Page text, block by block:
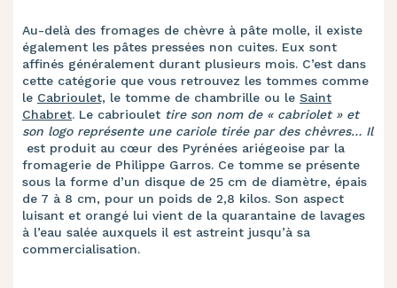
Au-delà des fromages de chèvre à pâte molle, il existe
également les pâtes pressées non cuites. Eux sont
affinés généralement durant plusieurs mois. C’est dans
cette catégorie que vous retrouvez les tommes comme
le Cabrioulet, le tomme de chambrille ou le Saint
Chabret. Le cabrioulet tire son nom de « cabriolet » et
son logo représente une cariole tirée par des chèvres… Il
est produit au cœur des Pyrénées ariégeoise par la
fromagerie de Philippe Garros. Ce tomme se présente
sous la forme d’un disque de 25 cm de diamètre, épais
de 7 à 8 cm, pour un poids de 2,8 kilos. Son aspect
luisant et orangé lui vient de la quarantaine de lavages
à l’eau salée auxquels il est astreint jusqu’à sa
commercialisation.